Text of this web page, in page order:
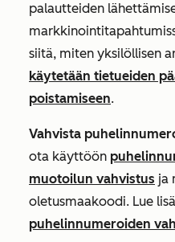
palautteiden
siitä, miten yksilöllisen
käytetään tietueiden
poistamiseen.
Vahvista
ota käyttöön
muotoilun vahvistus ja
oletusmaakoodi. Lue
puhelinnumeroiden